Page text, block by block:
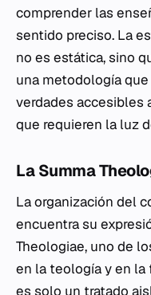
comprender las
sentido preciso. La
no es estática, sino
una metodología
verdades accesibles
que requieren la luz
La Summa
La organización del
encuentra su
Theologiae, uno de
en la teología y en la
es solo un tratado